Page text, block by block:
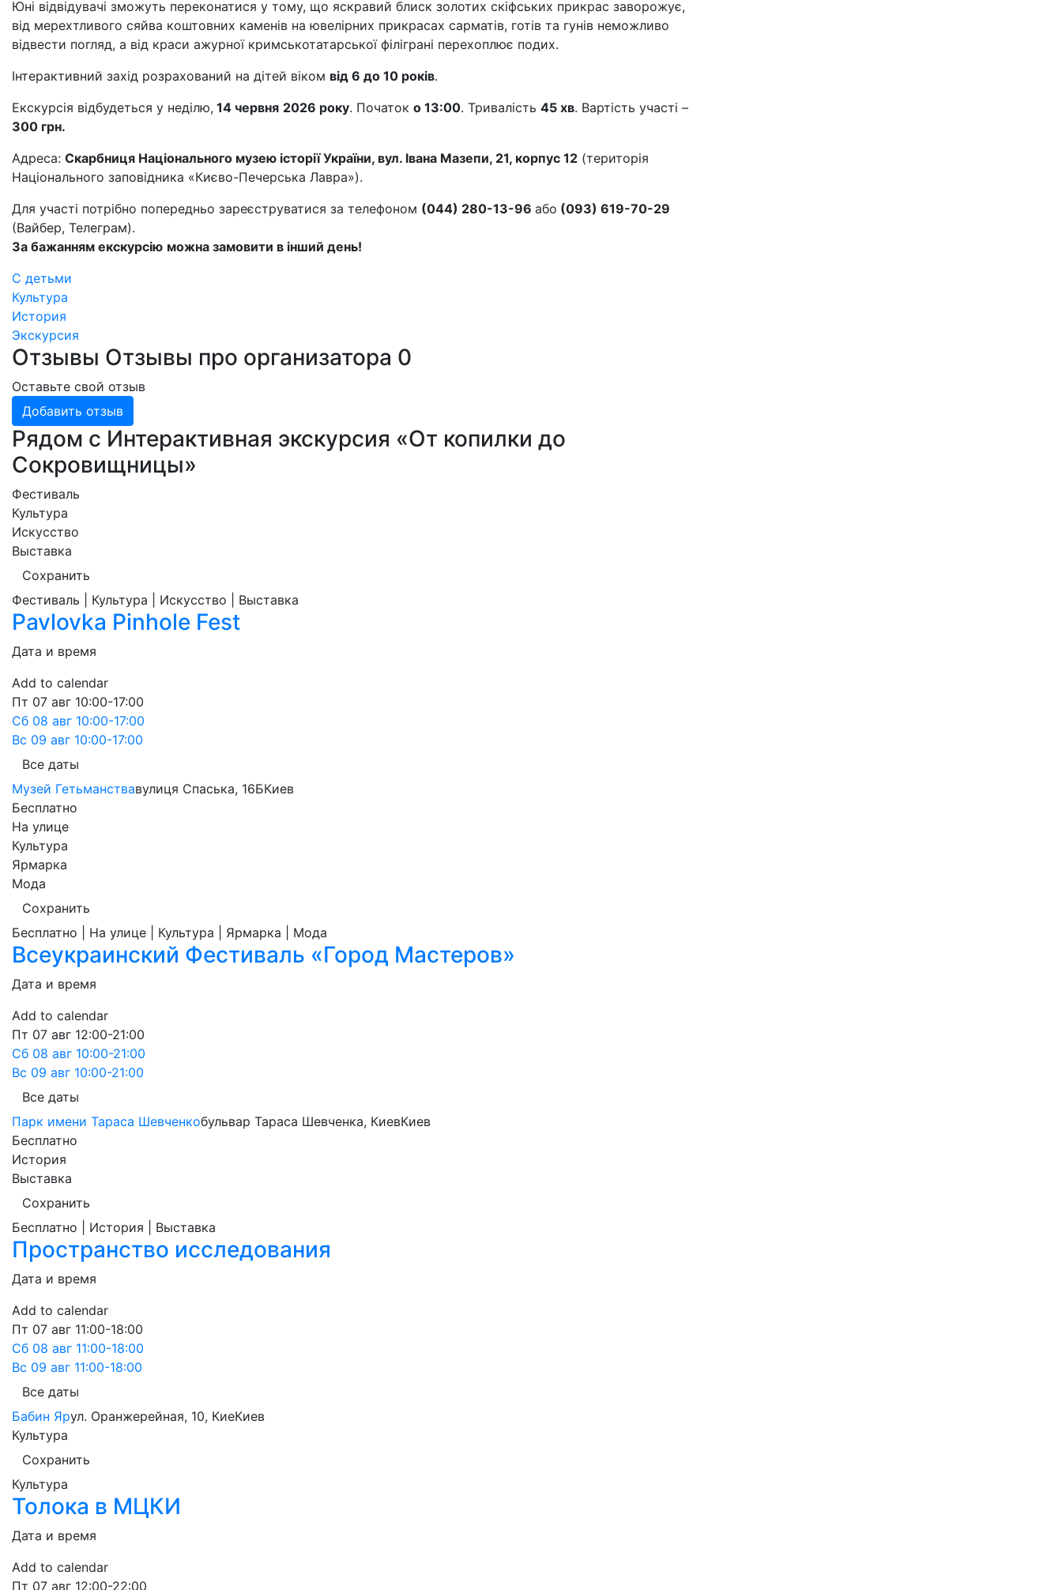
Юні відвідувачі зможуть переконатися у тому, що яскравий блиск золотих скіфських прикрас заворожує,
від мерехтливого сяйва коштовних каменів на ювелірних прикрасах сарматів, готів та гунів неможливо
відвести погляд, а від краси ажурної кримськотатарської філіграні перехоплює подих.
Інтерактивний захід розрахований на дітей віком від 6 до 10 років.
Екскурсія відбудеться у неділю, 14 червня 2026 року. Початок о 13:00. Тривалість 45 хв. Вартість участі –
300 грн.
Адреса: Скарбниця Національного музею історії України, вул. Івана Мазепи, 21, корпус 12 (територія
Національного заповідника «Києво-Печерська Лавра»).
Для участі потрібно попередньо зареєструватися за телефоном (044) 280-13-96 або (093) 619-70-29
(Вайбер, Телеграм).
За бажанням екскурсію можна замовити в інший день!
С детьми
Культура
История
Экскурсия
Отзывы Отзывы про организатора 0
Оставьте свой отзыв
Добавить отзыв
Рядом с Интерактивная экскурсия «От копилки до
Сокровищницы»
Фестиваль
Культура
Искусство
Выставка
Сохранить
Фестиваль | Культура | Искусство | Выставка
Pavlovka Pinhole Fest
Дата и время
Add to calendar
Пт 07 авг 10:00-17:00
Сб 08 авг 10:00-17:00
Вс 09 авг 10:00-17:00
Все даты
Музей Гетьманствавулиця Спаська, 16БКиев
Бесплатно
На улице
Культура
Ярмарка
Мода
Сохранить
Бесплатно | На улице | Культура | Ярмарка | Мода
Всеукраинский Фестиваль «Город Мастеров»
Дата и время
Add to calendar
Пт 07 авг 12:00-21:00
Сб 08 авг 10:00-21:00
Вс 09 авг 10:00-21:00
Все даты
Парк имени Тараса Шевченкобульвар Тараса Шевченка, КиевКиев
Бесплатно
История
Выставка
Сохранить
Бесплатно | История | Выставка
Пространство исследования
Дата и время
Add to calendar
Пт 07 авг 11:00-18:00
Сб 08 авг 11:00-18:00
Вс 09 авг 11:00-18:00
Все даты
Бабин Ярул. Оранжерейная, 10, КиеКиев
Культура
Сохранить
Культура
Толока в МЦКИ
Дата и время
Add to calendar
Пт 07 авг 12:00-22:00